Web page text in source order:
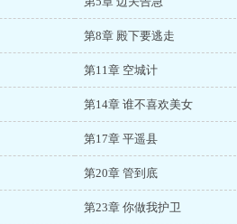
第8章 殿下要逃走
第11章 空城计
第14章 谁不喜欢美女
第17章 平遥县
第20章 管到底
第23章 你做我护卫